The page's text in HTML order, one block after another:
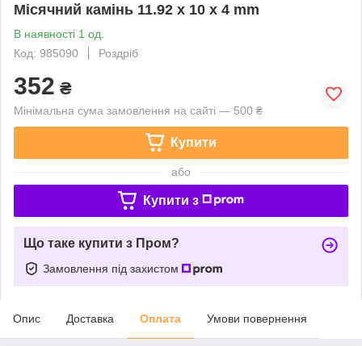
Місячний камінь 11.92 х 10 х 4 mm
В наявності 1 од.
Код: 985090
Роздріб
352 ₴
Мінімальна сума замовлення на сайті — 500 ₴
Купити
або
Купити з
Що таке купити з Пром?
Замовлення під захистом
Опис Доставка Оплата Умови повернення